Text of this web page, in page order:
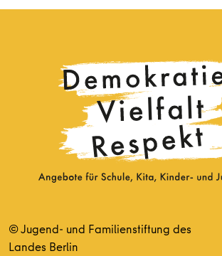
© Jugend- und Familienstiftung des
Landes Berlin